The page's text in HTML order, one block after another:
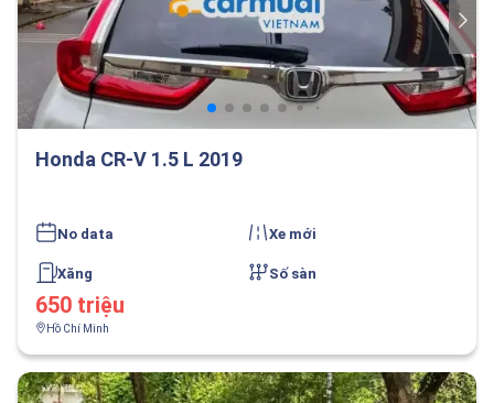
Honda CR-V 1.5 L 2019
No data Xe mới
Xăng Số sàn
650 triệu
Hồ Chí Minh